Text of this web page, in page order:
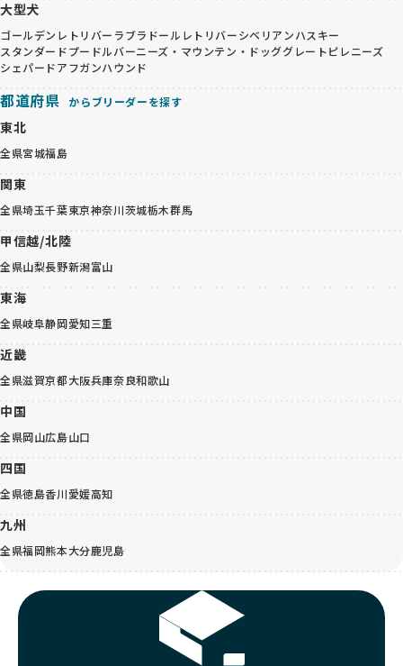
大型犬
ゴールデンレトリバー ラブラドールレトリバーシベリアンハスキー
スタンダードプードルバーニーズ・マウンテン・ドッググレートピレニーズ
シェパードアフガンハウンド
都道府県 からブリーダーを探す
東北
全県宮城福島
関東
全県埼玉千葉東京神奈川茨城栃木群馬
甲信越/北陸
全県山梨長野新潟富山
東海
全県岐阜静岡愛知三重
近畿
全県滋賀京都大阪兵庫奈良和歌山
中国
全県岡山広島山口
四国
全県徳島香川愛媛高知
九州
全県福岡熊本大分鹿児島